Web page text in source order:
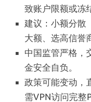
致账户限额或冻
建议：小额分散
大额、选高信誉
中国监管严格，
金安全自负。
政策可能变动，
需VPN访问完整